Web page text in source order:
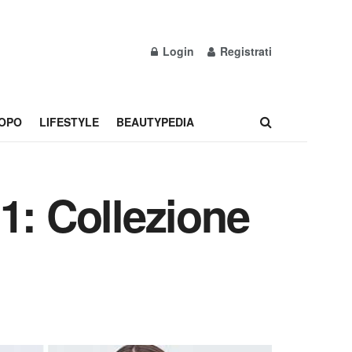
Login Registrati
LIFESTYLE BEAUTYPEDIA
Collezione